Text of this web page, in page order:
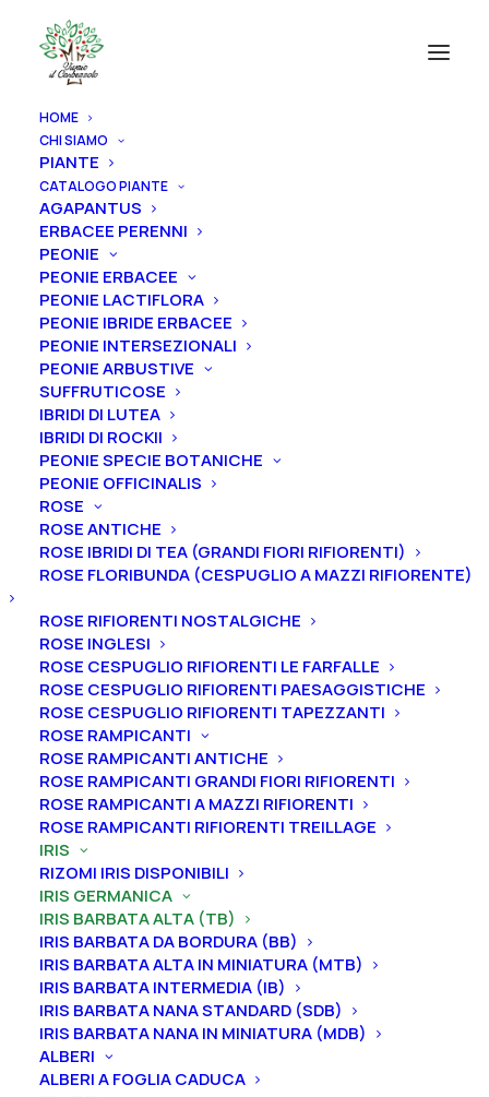
HOME
CHI SIAMO
PIANTE
CATALOGO PIANTE
AGAPANTUS
ERBACEE PERENNI
PEONIE
PEONIE ERBACEE
PEONIE LACTIFLORA
PEONIE IBRIDE ERBACEE
PEONIE INTERSEZIONALI
PEONIE ARBUSTIVE
SUFFRUTICOSE
IBRIDI DI LUTEA
IBRIDI DI ROCKII
PEONIE SPECIE BOTANICHE
PEONIE OFFICINALIS
ROSE
ROSE ANTICHE
ROSE IBRIDI DI TEA (GRANDI FIORI RIFIORENTI)
ROSE FLORIBUNDA (CESPUGLIO A MAZZI RIFIORENTE)
ROSE RIFIORENTI NOSTALGICHE
ROSE INGLESI
ROSE CESPUGLIO RIFIORENTI LE FARFALLE
ROSE CESPUGLIO RIFIORENTI PAESAGGISTICHE
ROSE CESPUGLIO RIFIORENTI TAPEZZANTI
ROSE RAMPICANTI
ROSE RAMPICANTI ANTICHE
ROSE RAMPICANTI GRANDI FIORI RIFIORENTI
ROSE RAMPICANTI A MAZZI RIFIORENTI
ROSE RAMPICANTI RIFIORENTI TREILLAGE
IRIS
RIZOMI IRIS DISPONIBILI
IRIS GERMANICA
IRIS BARBATA ALTA (TB)
IRIS BARBATA DA BORDURA (BB)
IRIS BARBATA ALTA IN MINIATURA (MTB)
IRIS BARBATA INTERMEDIA (IB)
IRIS BARBATA NANA STANDARD (SDB)
IRIS BARBATA NANA IN MINIATURA (MDB)
ALBERI
ALBERI A FOGLIA CADUCA
Iris germanica “French Cancan”
Iris germanica “French
Cancan”
From5,00€
L’iris germanica “French Cancan” havessilli rosa
chiaro, ali lavanda bluastro chiaro, area albicocca
rosata con barba rosso brillante. Altezza 85 cm.
Fioritura medio-tardiva.
Iris in vasosono disponibili in qualsiasi periodo
mentre irizomidi Irissonodisponibili solo nel
periodo che vada luglio a settembre.